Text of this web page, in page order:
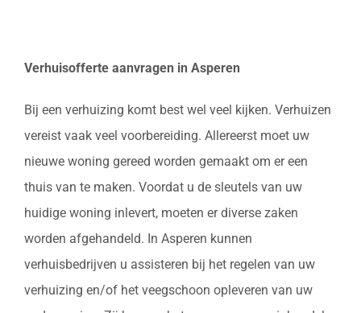
Verhuisofferte aanvragen in Asperen
Bij een verhuizing komt best wel veel kijken. Verhuizen
vereist vaak veel voorbereiding. Allereerst moet uw
nieuwe woning gereed worden gemaakt om er een
thuis van te maken. Voordat u de sleutels van uw
huidige woning inlevert, moeten er diverse zaken
worden afgehandeld. In Asperen kunnen
verhuisbedrijven u assisteren bij het regelen van uw
verhuizing en/of het veegschoon opleveren van uw